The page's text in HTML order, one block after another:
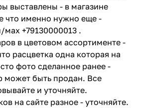
выставлены - в магазине
что именно нужно еще -
+79130000013 .
в цветовом ассортименте -
расцветка одна которая на
фото сделанное ранее -
может быть продан. Все
и уточняйте.
на сайте разное - уточняйте.